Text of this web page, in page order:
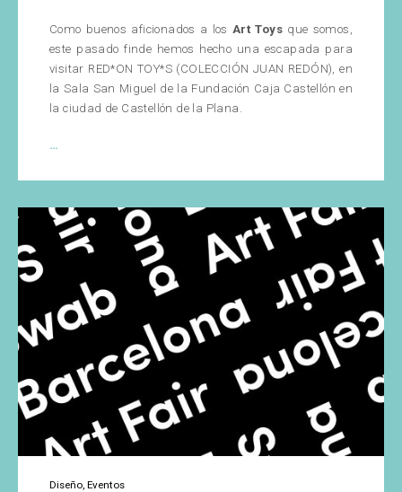
Como buenos aficionados a los Art Toys que somos,
este pasado finde hemos hecho una escapada para
visitar RED*ON TOY*S (COLECCIÓN JUAN REDÓN), en
la Sala San Miguel de la Fundación Caja Castellón en
la ciudad de Castellón de la Plana.
…
TOY*S
(COLECCIÓN
JUAN
REDÓN)
Diseño Eventos